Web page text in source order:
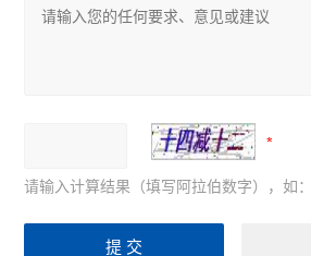
请输入计算结果（填写阿拉伯数字），如